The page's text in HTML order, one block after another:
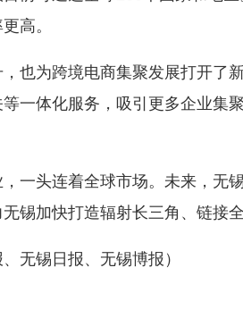
高。
为跨境电商集聚发展打开了
一体化服务，吸引更多企业集
头连着全球市场。未来，无锡
锡加快打造辐射长三角、链接
锡日报、无锡博报）